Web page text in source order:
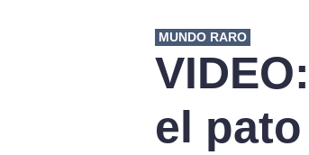
MUNDO RARO
el